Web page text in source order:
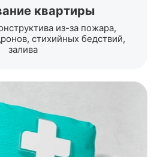
квартиры
из-за пожара,
стихийных бедствий,
залива